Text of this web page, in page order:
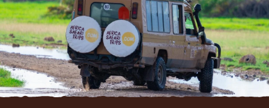
Footer